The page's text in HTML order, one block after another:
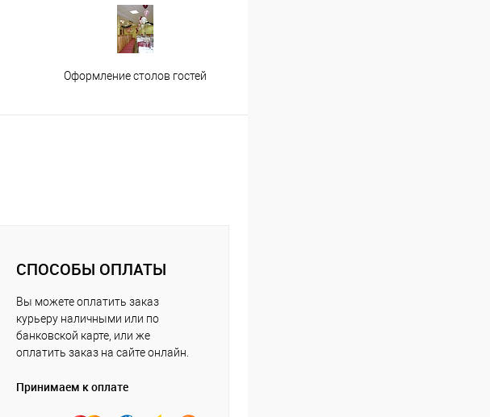
Оформление столов гостей
СПОСОБЫ ОПЛАТЫ
Вы можете оплатить заказ
курьеру наличными или по
банковской карте, или же
оплатить заказ на сайте онлайн.
Принимаем к оплате